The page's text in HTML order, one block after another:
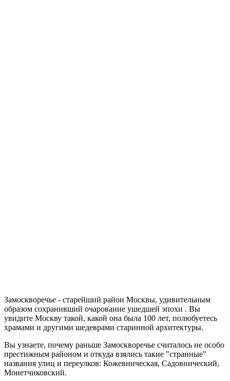
Замоскворечье - старейший район Москвы, удивительным
образом сохранивший очарование ушедшей эпохи . Вы
увидите Москву такой, какой она была 100 лет, полюбуетесь
храмами и другими шедеврами старинной архитектуры.
Вы узнаете, почему раньше Замоскворечье считалось не особо
престижным районом и откуда взялись такие "странные"
названия улиц и переулков: Кожевническая, Садовнический,
Монетчиковский.